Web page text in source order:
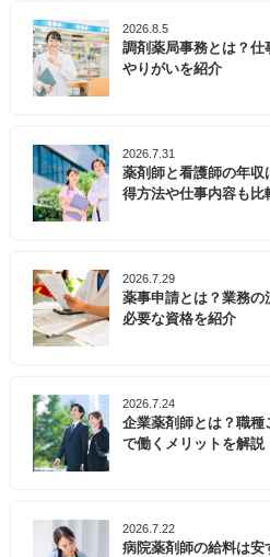
2026.8.5
調剤薬局事務とは？仕
やりがいを紹介
2026.7.31
薬剤師と看護師の年収
得方法や仕事内容も比
2026.7.29
薬事申請とは？業務の
必要な資格を紹介
2026.7.24
企業薬剤師とは？職
で働くメリットを解説
2026.7.22
病院薬剤師の給料は